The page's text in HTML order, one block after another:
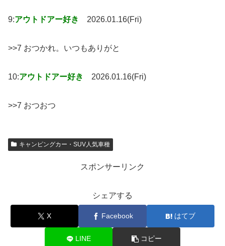
9:アウトドアー好き 2026.01.16(Fri)
>>7 おつかれ。いつもありがと
10:アウトドアー好き 2026.01.16(Fri)
>>7 おつおつ
キャンピングカー・SUV人気車種
スポンサーリンク
シェアする
X Facebook はてブ
LINE コピー